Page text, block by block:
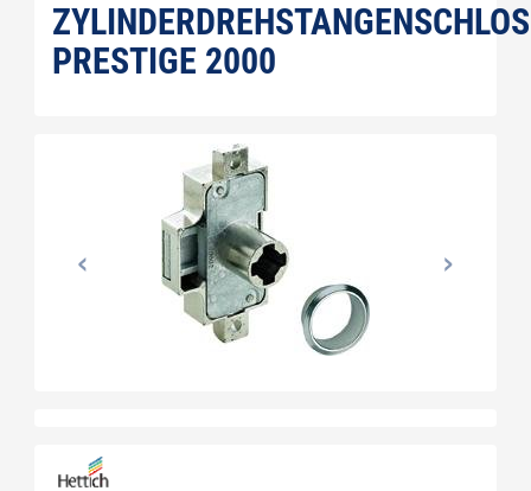
PRESTIGE 2000